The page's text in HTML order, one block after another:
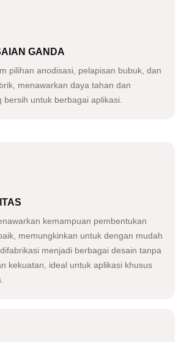
GANDA
pilihan anodisasi, pelapisan bubuk, dan
menawarkan daya tahan dan
bersih untuk berbagai aplikasi.
kemampuan pembentukan
memungkinkan untuk dengan mudah
menjadi berbagai desain tanpa
kekuatan, ideal untuk aplikasi khusus